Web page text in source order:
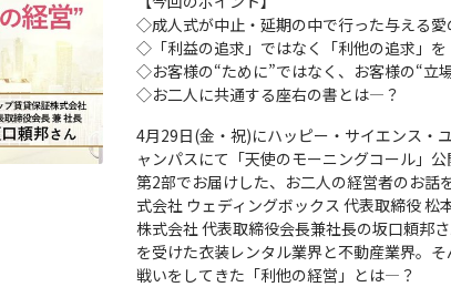
◇成人式が中止・延期の中で行った与える愛
◇「利益の追求」ではなく「利他の追求」を
◇お客様の“ために”ではなく、お客様の“立
◇お二人に共通する座右の書とは―？
4月29日(金・祝)にハッピー・サイエンス・
ャンパスにて「天使のモーニングコール」
第2部でお届けした、お二人の経営者のお話
式会社 ウェディングボックス 代表取締役 松
株式会社 代表取締役会長兼社長の坂口頼邦
を受けた衣装レンタル業界と不動産業界。
戦いをしてきた「利他の経営」とは―？